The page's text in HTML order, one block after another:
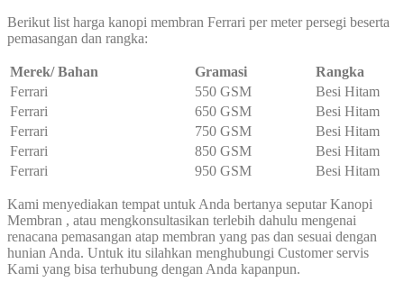
Berikut list harga kanopi membran Ferrari per meter persegi beserta
pemasangan dan rangka:
Merek/ Bahan Gramasi
Rangka
Ferrari
550 GSM
Besi Hitam
Ferrari
650 GSM
Besi Hitam
Ferrari
750 GSM
Besi Hitam
Ferrari
850 GSM
Besi Hitam
Ferrari
950 GSM Besi Hitam
Kami menyediakan tempat untuk Anda bertanya seputar Kanopi
Membran , atau mengkonsultasikan terlebih dahulu mengenai
renacana pemasangan atap membran yang pas dan sesuai dengan
hunian Anda. Untuk itu silahkan menghubungi Customer servis
Kami yang bisa terhubung dengan Anda kapanpun.